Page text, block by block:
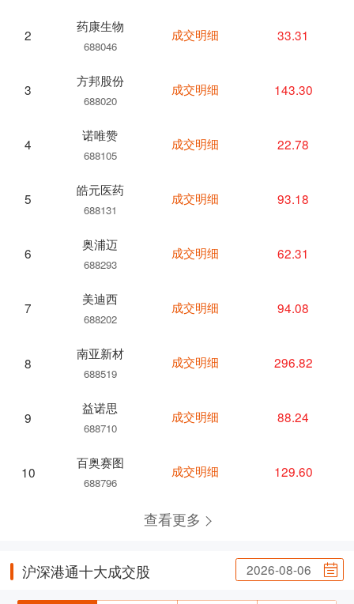
2
药康生物
688046
3
方邦股份
688020
4
诺唯赞
688105
5
皓元医药
688131
6
奥浦迈
688293
7
美迪西
688202
8
南亚新材
688519
9
益诺思
688710
10
百奥赛图
688796
成交明细 33.31
成交明细 143.30
成交明细 22.78
成交明细 93.18
成交明细 62.31
成交明细 94.08
成交明细 296.82
成交明细 88.24
成交明细 129.60
查看更多
沪深港通十大成交股 2026-08-06